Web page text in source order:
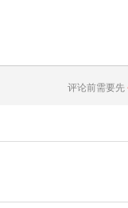
评论前需要先